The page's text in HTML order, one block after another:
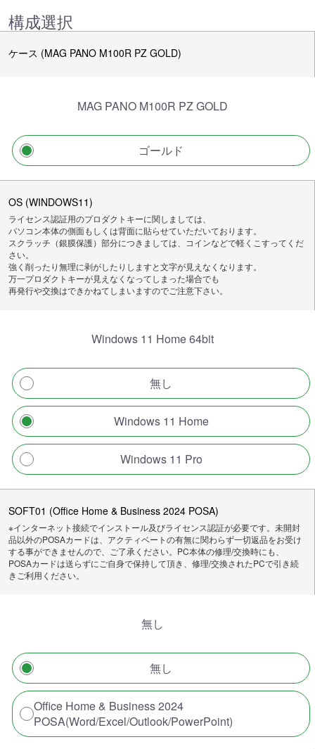
構成選択
ケース (MAG PANO M100R PZ GOLD)
MAG PANO M100R PZ GOLD
ゴールド
OS (WINDOWS11)
ライセンス認証用のプロダクトキーに関しましては、
パソコン本体の側面もしくは背面に貼らせていただいております。
スクラッチ（銀膜保護）部分につきましては、コインなどで軽くこすってくだ
さい。
強く削ったり無理に剥がしたりしますと文字が見えなくなります。
万一プロダクトキーが見えなくなってしまった場合でも
再発行や交換はできかねてしまいますのでご注意下さい。
Windows 11 Home 64bit
無し
Windows 11 Home
Windows 11 Pro
SOFT01 (Office Home & Business 2024 POSA)
※インターネット接続でインストール及びライセンス認証が必要です。未開封
品以外のPOSAカードは、アクティベートの有無に関わらず一切返品をお受け
する事ができませんので、ご了承ください。PC本体の修理/交換時にも、
POSAカードは送らずにご自身で保持して頂き、修理/交換されたPCで引き続
きご利用ください。
無し
無し
Office Home & Business 2024
POSA(Word/Excel/Outlook/PowerPoint)